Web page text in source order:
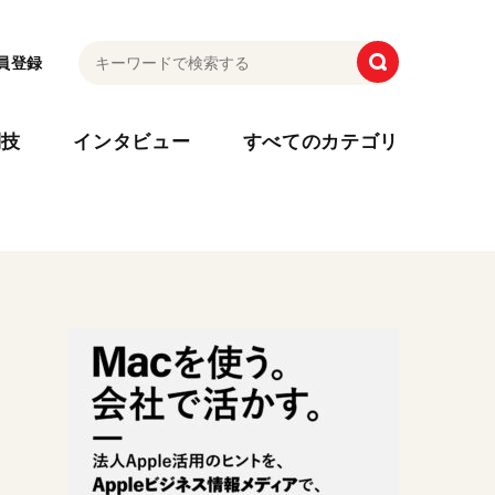
登録
インタビュー すべてのカテゴリ